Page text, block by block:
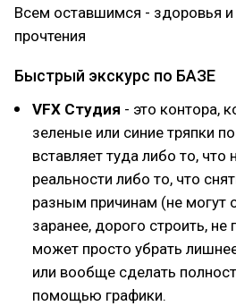
Всем оставшимся - здоровья и
прочтения
Быстрый экскурс по БАЗЕ
VFX Студия - это контора,
зеленые или синие тряпки
вставляет туда либо то, что
реальности либо то, что
разным причинам (не могут
заранее, дорого строить, не
может просто убрать
или вообще сделать
помощью графики.